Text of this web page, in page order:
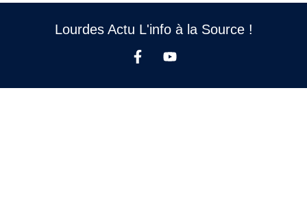
Lourdes Actu L'info à la Source !